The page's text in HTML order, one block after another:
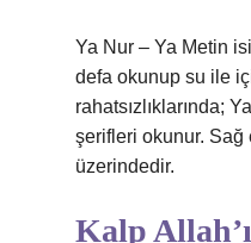
Ya Nur – Ya Metin
defa okunup su ile
rahatsızlıklarında;
şerifleri okunur.
üzerindedir.
Kalp